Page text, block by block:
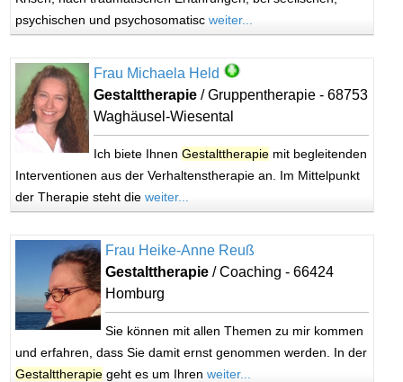
psychischen und psychosomatiscweiter...
Frau Michaela Held
Gestalttherapie/ Gruppentherapie - 68753
Waghäusel-Wiesental
Ich biete Ihnen Gestalttherapiemit begleitenden
Interventionen aus der Verhaltenstherapie an. Im Mittelpunkt
der Therapie steht dieweiter...
Frau Heike-Anne Reuß
Gestalttherapie/ Coaching - 66424
Homburg
Sie können mit allen Themen zu mir kommen
und erfahren, dass Sie damit ernst genommen werden. In der
Gestalttherapie geht es um Ihrenweiter...